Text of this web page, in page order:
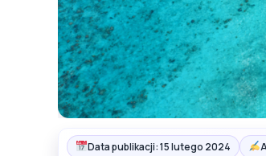
Data publikacji: 15 lutego 2024